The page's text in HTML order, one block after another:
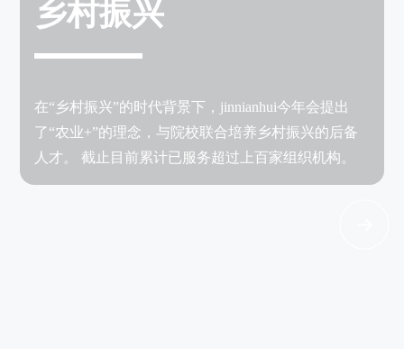
乡村振兴
在“乡村振兴”的时代背景下，jinnianhui今年会提出
了“农业+”的理念，与院校联合培养乡村振兴的后备
人才。 截止目前累计已服务超过上百家组织机构。